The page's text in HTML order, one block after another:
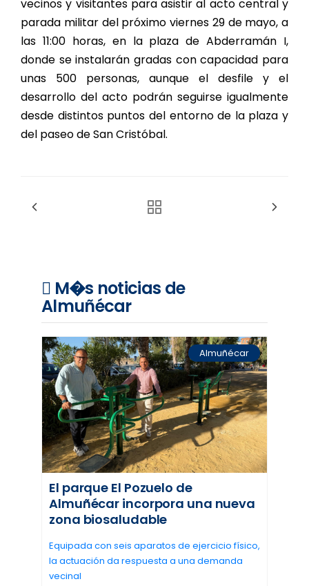
vecinos y visitantes para asistir al acto central y
parada militar del próximo viernes 29 de mayo, a
las 11:00 horas, en la plaza de Abderramán I,
donde se instalarán gradas con capacidad para
unas 500 personas, aunque el desfile y el
desarrollo del acto podrán seguirse igualmente
desde distintos puntos del entorno de la plaza y
del paseo de San Cristóbal.
M�s noticias de
Almuñécar
Almuñécar
El parque El Pozuelo de
Almuñécar incorpora una nueva
zona biosaludable
Equipada con seis aparatos de ejercicio físico,
la actuación da respuesta a una demanda
vecinal